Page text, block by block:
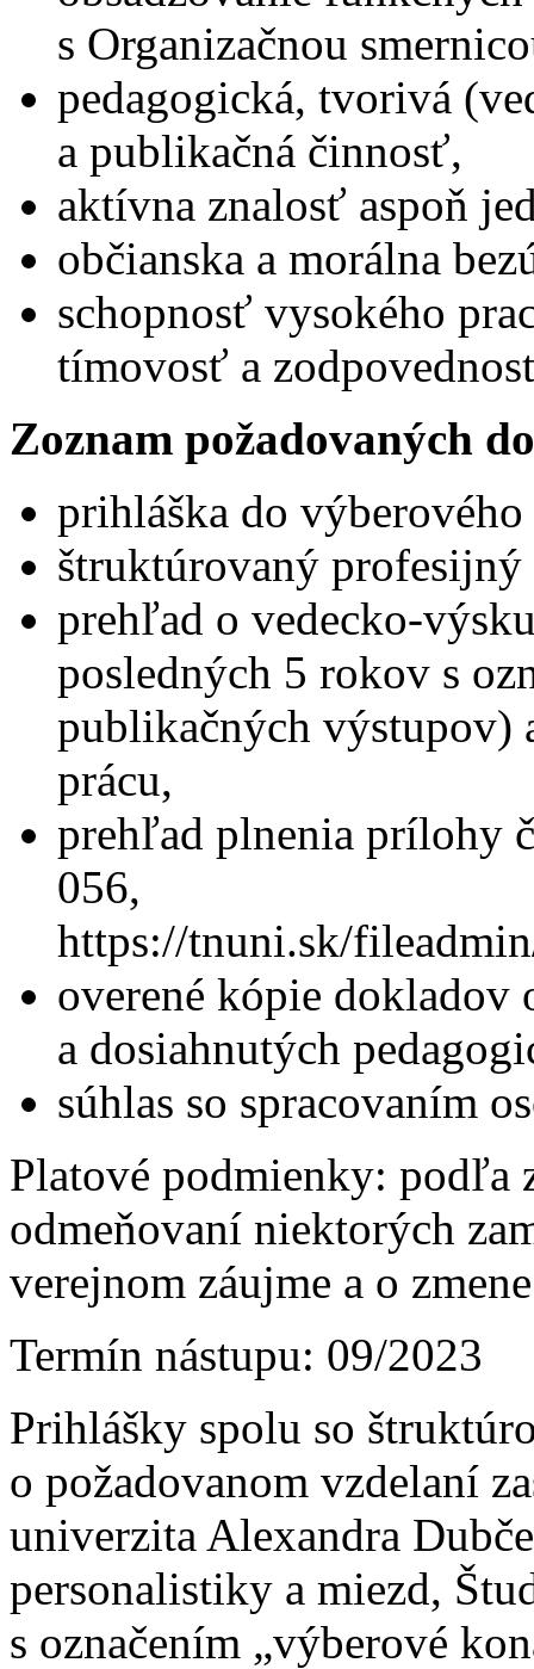
s Organizačnou
pedagogická, tvorivá
a publikačná činnosť,
aktívna znalosť aspoň
občianska a morálna
schopnosť vysokého
tímovosť a
Zoznam požadovaných
prihláška do
štruktúrovaný
prehľad o vedecko-
posledných 5 rokov s
publikačných výstupov)
prácu,
prehľad plnenia prílohy
056,
https://tnuni.sk/
overené kópie dokladov
a dosiahnutých
súhlas so spracovaním
Platové podmienky: podľa
odmeňovaní niektorých
verejnom záujme a o
Termín nástupu: 09/2023
Prihlášky spolu so
o požadovanom vzdelaní
univerzita Alexandra
personalistiky a miezd,
s označením „výberové